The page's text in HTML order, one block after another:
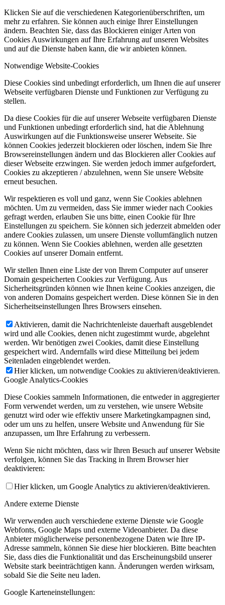
Klicken Sie auf die verschiedenen Kategorienüberschriften, um
mehr zu erfahren. Sie können auch einige Ihrer Einstellungen
ändern. Beachten Sie, dass das Blockieren einiger Arten von
Cookies Auswirkungen auf Ihre Erfahrung auf unseren Websites
und auf die Dienste haben kann, die wir anbieten können.
Notwendige Website-Cookies
Diese Cookies sind unbedingt erforderlich, um Ihnen die auf unserer
Webseite verfügbaren Dienste und Funktionen zur Verfügung zu
stellen.
Da diese Cookies für die auf unserer Webseite verfügbaren Dienste
und Funktionen unbedingt erforderlich sind, hat die Ablehnung
Auswirkungen auf die Funktionsweise unserer Webseite. Sie
können Cookies jederzeit blockieren oder löschen, indem Sie Ihre
Browsereinstellungen ändern und das Blockieren aller Cookies auf
dieser Webseite erzwingen. Sie werden jedoch immer aufgefordert,
Cookies zu akzeptieren / abzulehnen, wenn Sie unsere Website
erneut besuchen.
Wir respektieren es voll und ganz, wenn Sie Cookies ablehnen
möchten. Um zu vermeiden, dass Sie immer wieder nach Cookies
gefragt werden, erlauben Sie uns bitte, einen Cookie für Ihre
Einstellungen zu speichern. Sie können sich jederzeit abmelden oder
andere Cookies zulassen, um unsere Dienste vollumfänglich nutzen
zu können. Wenn Sie Cookies ablehnen, werden alle gesetzten
Cookies auf unserer Domain entfernt.
Wir stellen Ihnen eine Liste der von Ihrem Computer auf unserer
Domain gespeicherten Cookies zur Verfügung. Aus
Sicherheitsgründen können wie Ihnen keine Cookies anzeigen, die
von anderen Domains gespeichert werden. Diese können Sie in den
Sicherheitseinstellungen Ihres Browsers einsehen.
Aktivieren, damit die Nachrichtenleiste dauerhaft ausgeblendet
wird und alle Cookies, denen nicht zugestimmt wurde, abgelehnt
werden. Wir benötigen zwei Cookies, damit diese Einstellung
gespeichert wird. Andernfalls wird diese Mitteilung bei jedem
Seitenladen eingeblendet werden.
Hier klicken, um notwendige Cookies zu aktivieren/deaktivieren.
Google Analytics-Cookies
Diese Cookies sammeln Informationen, die entweder in aggregierter
Form verwendet werden, um zu verstehen, wie unsere Website
genutzt wird oder wie effektiv unsere Marketingkampagnen sind,
oder um uns zu helfen, unsere Website und Anwendung für Sie
anzupassen, um Ihre Erfahrung zu verbessern.
Wenn Sie nicht möchten, dass wir Ihren Besuch auf unserer Website
verfolgen, können Sie das Tracking in Ihrem Browser hier
deaktivieren:
Hier klicken, um Google Analytics zu aktivieren/deaktivieren.
Andere externe Dienste
Wir verwenden auch verschiedene externe Dienste wie Google
Webfonts, Google Maps und externe Videoanbieter. Da diese
Anbieter möglicherweise personenbezogene Daten wie Ihre IP-
Adresse sammeln, können Sie diese hier blockieren. Bitte beachten
Sie, dass dies die Funktionalität und das Erscheinungsbild unserer
Website stark beeinträchtigen kann. Änderungen werden wirksam,
sobald Sie die Seite neu laden.
Google Karteneinstellungen: